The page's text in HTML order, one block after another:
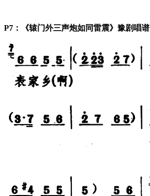
P7：《辕门外三声炮如同雷震》豫剧唱谱